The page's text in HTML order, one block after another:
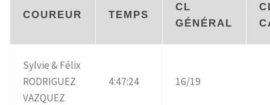
COUREUR TEMPS
CL
GÉNÉRAL
Sylvie & Félix
RODRIGUEZ
VAZQUEZ
4:47:24 16/19